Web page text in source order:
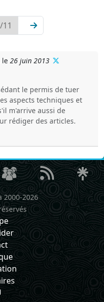
Next
le 26 juin 2013
le permis de tuer
aspects techniques et
m'arrive aussi de
rédiger des articles.
2000-2026